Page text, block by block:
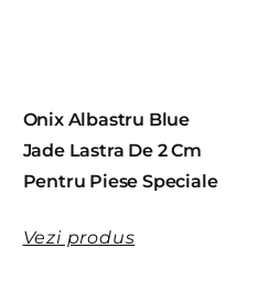
Onix Albastru Blue
Jade Lastra De 2 Cm
Pentru Piese Speciale
Vezi produs